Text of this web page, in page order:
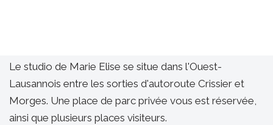
Le studio de Marie Elise se situe dans l'Ouest-
Lausannois entre les sorties d'autoroute Crissier et
Morges. Une place de parc privée vous est réservée,
ainsi que plusieurs places visiteurs.